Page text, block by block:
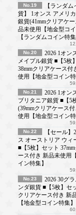
No.19
【ランダ
貨】 1オンス アメリ
銀貨(41mmクリアケ
品未使用【地金型コイ
【ランダムコイン特集
No.20
2026 1オン
メイプル銀貨 ■【5枚
38mmクリアケース付
使用【地金型コイン特
No.21
2026 1オン
ブリタニア銀貨 ■【5
(39mmクリアケース
使用【地金型コイン特
No.22
【セール】
ス オーストリア ウィ
■【5枚】セット
ース付き 新品未使用
イン特集】
No.23
2026 30グ
ンダ銀貨 ■【5枚】セ
クリアケース付き 新
【地金型コイン特集】